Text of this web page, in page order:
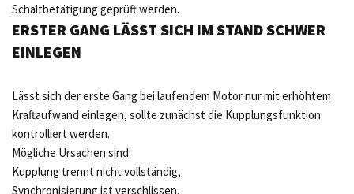
Schaltbetätigung geprüft werden.
ERSTER GANG LÄSST SICH IM STAND SCHWER
EINLEGEN
Lässt sich der erste Gang bei laufendem Motor nur mit erhöhtem
Kraftaufwand einlegen, sollte zunächst die Kupplungsfunktion
kontrolliert werden.
Mögliche Ursachen sind:
Kupplung trennt nicht vollständig,
Synchronisierung ist verschlissen,